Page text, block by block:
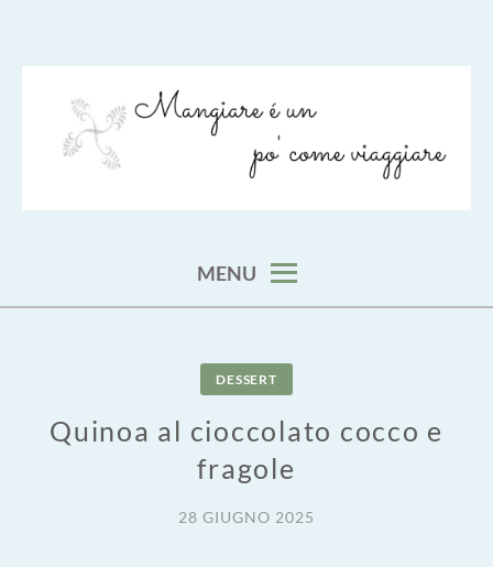
MENU
DESSERT
Quinoa al cioccolato cocco e
fragole
28 GIUGNO 2025